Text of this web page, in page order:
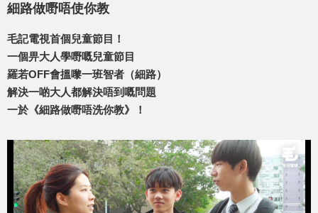
細路做嘢唔使你教
毛記電視首個兒童節目！
一個畀大人學嘢嘅兒童節目
羅若OFF會搵嚟一班智者（細路）
解決一啲大人都解決唔到嘅問題
一於《細路做嘢唔洗你教》！